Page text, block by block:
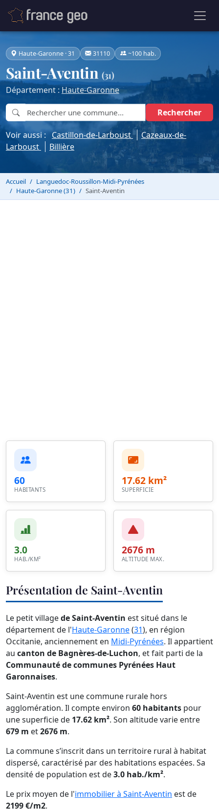
Haute-Garonne · 31 31110 ~100 hab.
Saint-Aventin (31)
Département : Haute-Garonne
Rechercher
Voir aussi : Castillon-de-Larboust
Cazeaux-de-
Larboust
Billière
Accueil
Languedoc-Roussillon-Midi-Pyrénées
Haute-Garonne (31)
Saint-Aventin
60
HABITANTS
17.62 km²
SUPERFICIE
3.0
HAB./KM²
2676 m
ALTITUDE MAX.
Présentation de Saint-Aventin
Le petit villagede Saint-Aventin est situé dans le
département de l'Haute-Garonne(31), en région
Occitanie, anciennement en Midi-Pyrénées. Il appartient
au canton de Bagnères-de-Luchon, et fait parti de la
Communauté de communes Pyrénées Haut
Garonnaises.
Saint-Aventin est une commune rurale hors
agglomération. Il compte environ 60 habitants pour
une superficie de 17.62 km². Son altitude varie entre
679 m et2676 m.
La commune s’inscrit dans un territoire rural à habitat
dispersé, caractérisé par des habitations espacées. Sa
densité de population est de3.0 hab./km².
Le prix moyen de l'immobilier à Saint-Aventin est de
2199 €/m2.